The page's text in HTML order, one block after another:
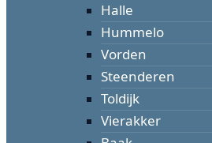
Halle
Hummelo
Vorden
Steenderen
Toldijk
Vierakker